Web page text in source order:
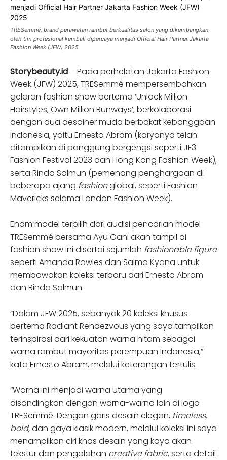
TRESemmé, brand perawatan rambut berkualitas salon yang dikembangkan
oleh tim profesional kembali dipercaya menjadi Official Hair Partner Jakarta
Fashion Week (JFW) 2025
Storybeauty.id – Pada perhelatan Jakarta Fashion
Week (JFW) 2025, TRESemmé mempersembahkan
gelaran fashion show bertema ‘Unlock Million
Hairstyles, Own Million Runways’, berkolaborasi
dengan dua desainer muda berbakat kebanggaan
Indonesia, yaitu Ernesto Abram (karyanya telah
ditampilkan di panggung bergengsi seperti JF3
Fashion Festival 2023 dan Hong Kong Fashion Week),
serta Rinda Salmun (pemenang penghargaan di
beberapa ajang fashionglobal, seperti Fashion
Mavericks selama London Fashion Week).
Enam model terpilih dari audisi pencarian model
TRESemmé bersama Ayu Gani akan tampil di
fashion show ini disertai sejumlah fashionable figure
seperti Amanda Rawles dan Salma Kyana untuk
membawakan koleksi terbaru dari Ernesto Abram
dan Rinda Salmun.
“Dalam JFW 2025, sebanyak 20 koleksi khusus
bertema Radiant Rendezvous yang saya tampilkan
terinspirasi dari kekuatan warna hitam sebagai
warna rambut mayoritas perempuan Indonesia,”
kata Ernesto Abram, melalui keterangan tertulis.
“Warna ini menjadi warna utama yang
disandingkan dengan warna-warna lain di logo
TRESemmé. Dengan garis desain elegan, timeless,
bold,dan gaya klasik modern, melalui koleksi ini saya
menampilkan ciri khas desain yang kaya akan
tekstur dan pengolahan creative fabric, serta detail